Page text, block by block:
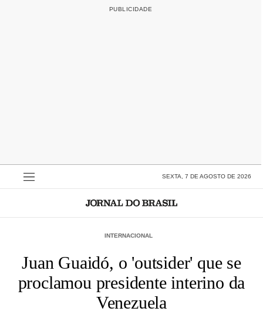
SEXTA, 7 DE AGOSTO DE 2026
INTERNACIONAL
Juan Guaidó, o 'outsider' que se
proclamou presidente interino da
Venezuela